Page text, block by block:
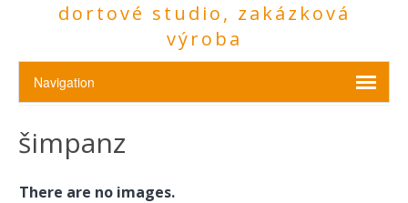
dortové studio, zakázková
výroba
šimpanz
There are no images.